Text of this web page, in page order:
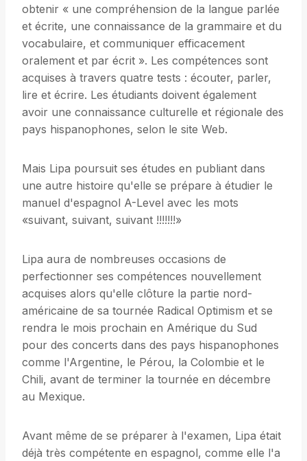
obtenir « une compréhension de la langue parlée
et écrite, une connaissance de la grammaire et du
vocabulaire, et communiquer efficacement
oralement et par écrit ». Les compétences sont
acquises à travers quatre tests : écouter, parler,
lire et écrire. Les étudiants doivent également
avoir une connaissance culturelle et régionale des
pays hispanophones, selon le site Web.
Mais Lipa poursuit ses études en publiant dans
une autre histoire qu'elle se prépare à étudier le
manuel d'espagnol A-Level avec les mots
«suivant, suivant, suivant !!!!!!!»
Lipa aura de nombreuses occasions de
perfectionner ses compétences nouvellement
acquises alors qu'elle clôture la partie nord-
américaine de sa tournée Radical Optimism et se
rendra le mois prochain en Amérique du Sud
pour des concerts dans des pays hispanophones
comme l'Argentine, le Pérou, la Colombie et le
Chili, avant de terminer la tournée en décembre
au Mexique.
Avant même de se préparer à l'examen, Lipa était
déjà très compétente en espagnol, comme elle l'a